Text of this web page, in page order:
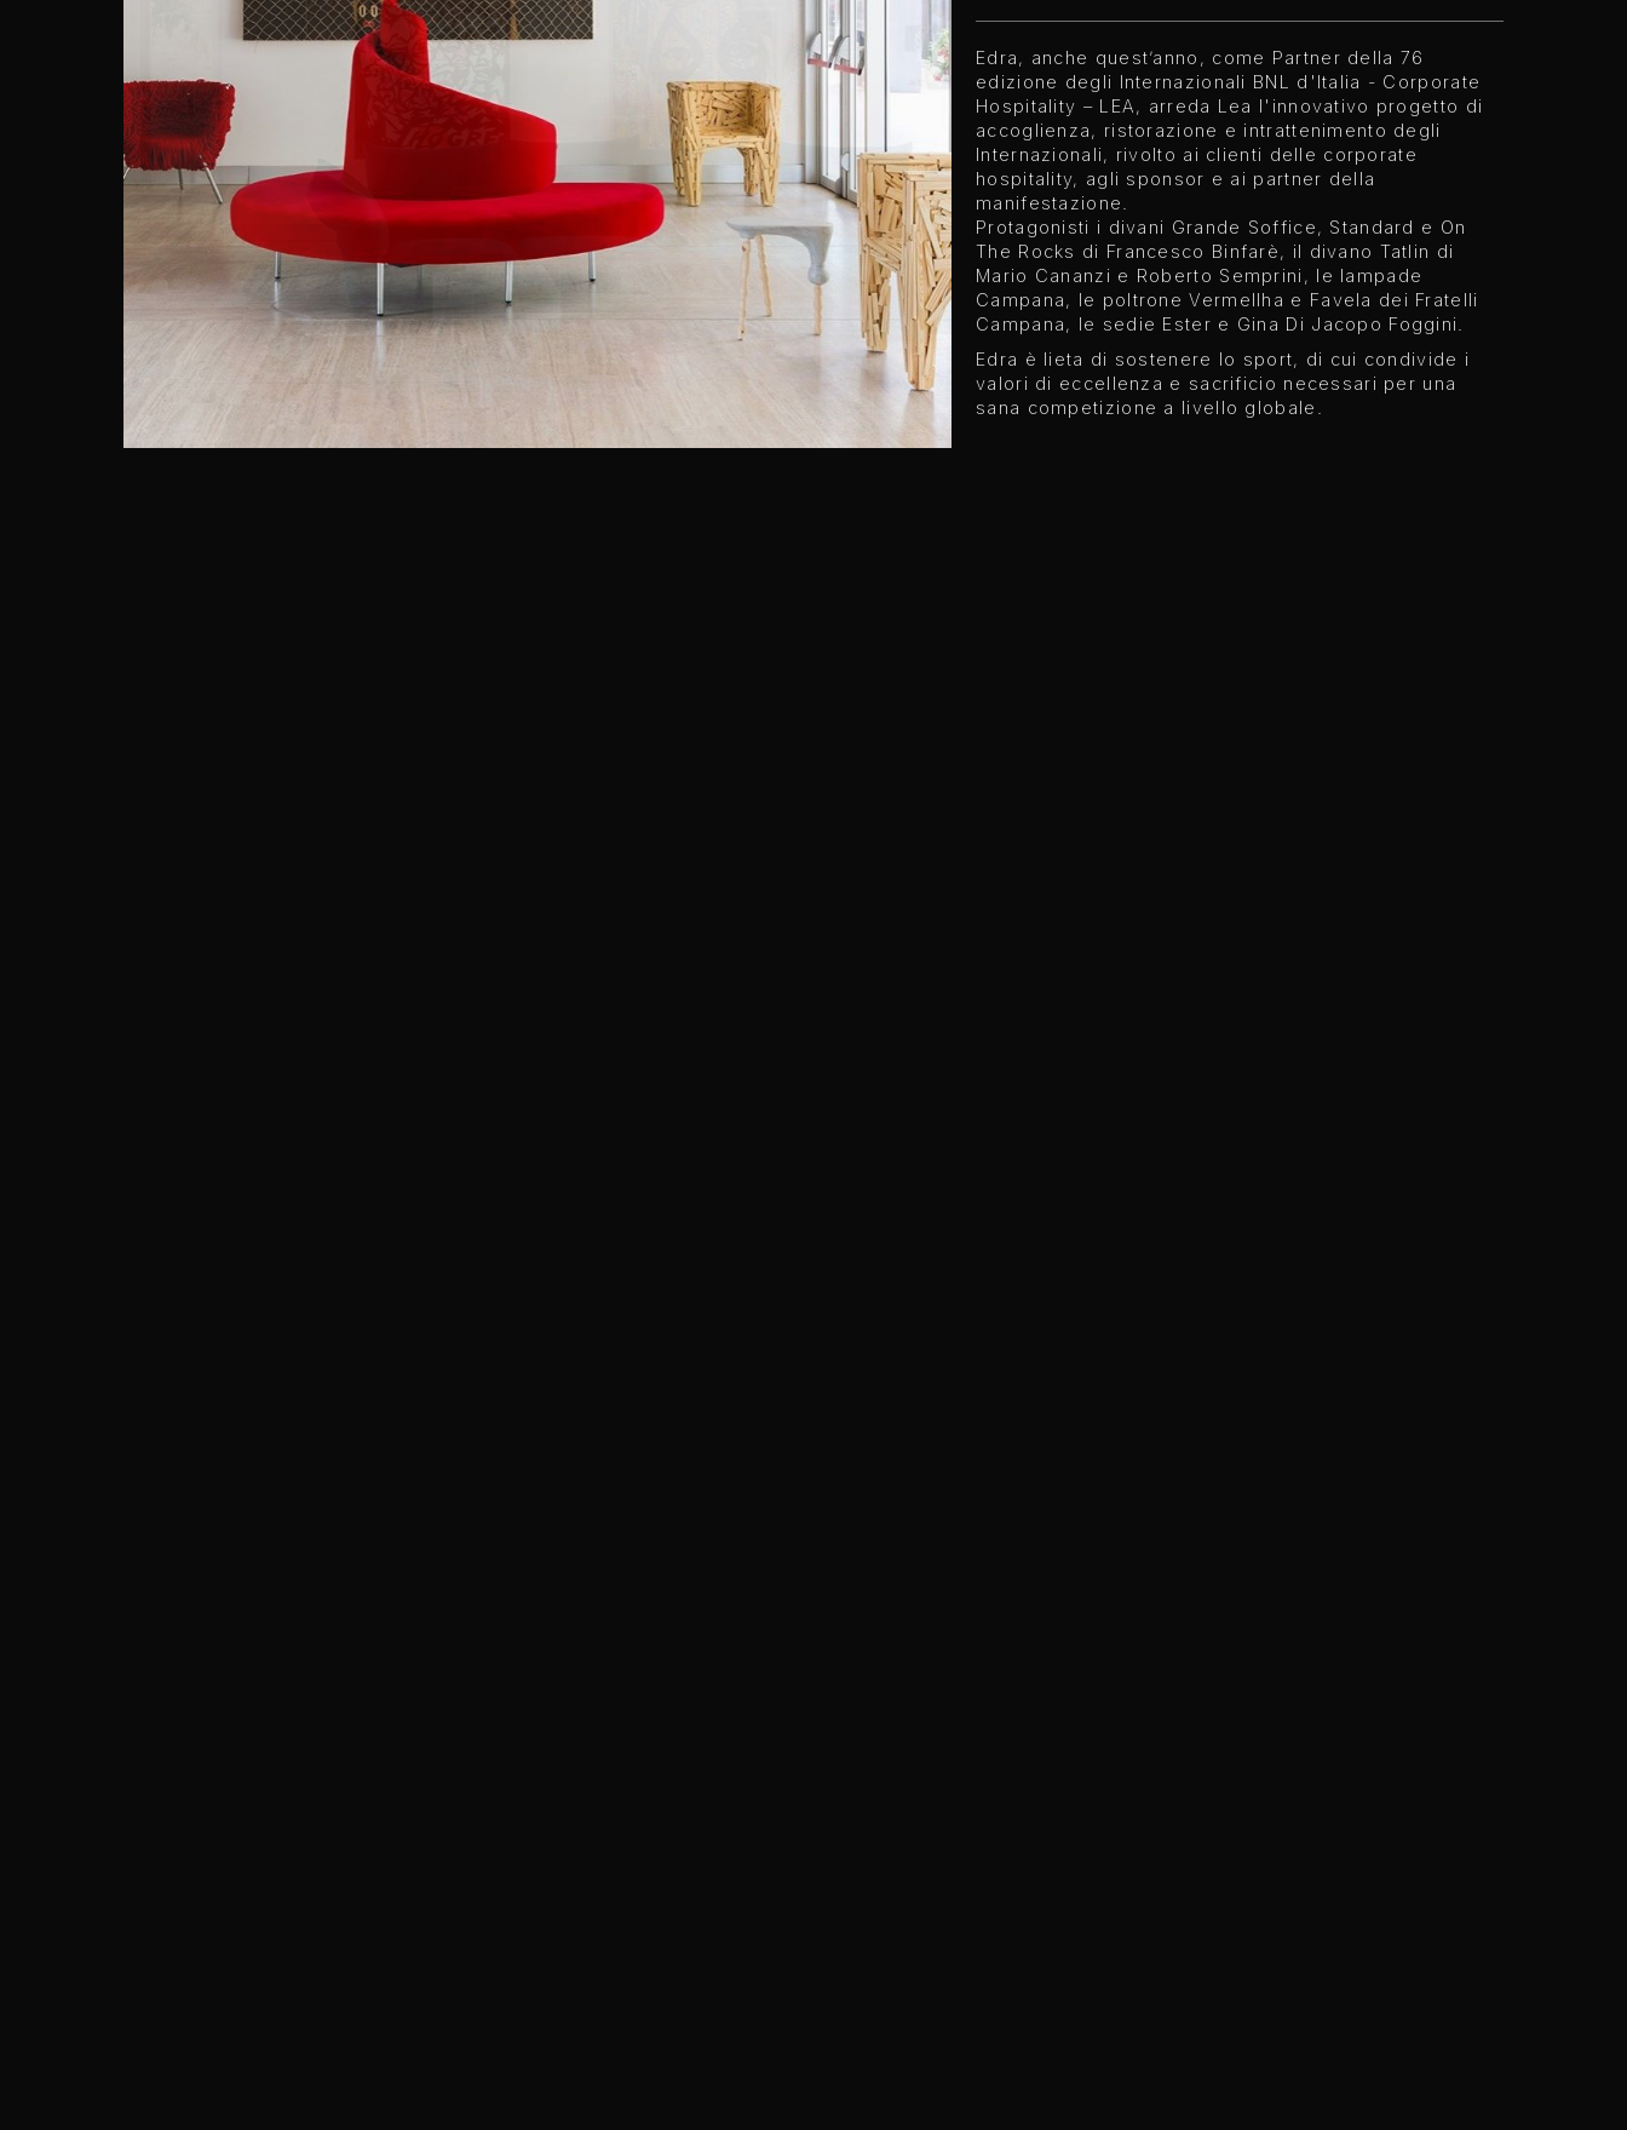
Edra, anche quest’anno, come Partner della 76
edizione degli Internazionali BNL d'Italia - Corporate
Hospitality – LEA, arreda Lea l'innovativo progetto di
accoglienza, ristorazione e intrattenimento degli
Internazionali, rivolto ai clienti delle corporate
hospitality, agli sponsor e ai partner della
manifestazione.
Protagonisti i divani Grande Soffice, Standard e On
The Rocks di Francesco Binfarè, il divano Tatlin di
Mario Cananzi e Roberto Semprini, le lampade
Campana, le poltrone Vermellha e Favela dei Fratelli
Campana, le sedie Ester e Gina Di Jacopo Foggini.
Edra è lieta di sostenere lo sport, di cui condivide i
valori di eccellenza e sacrificio necessari per una
sana competizione a livello globale.